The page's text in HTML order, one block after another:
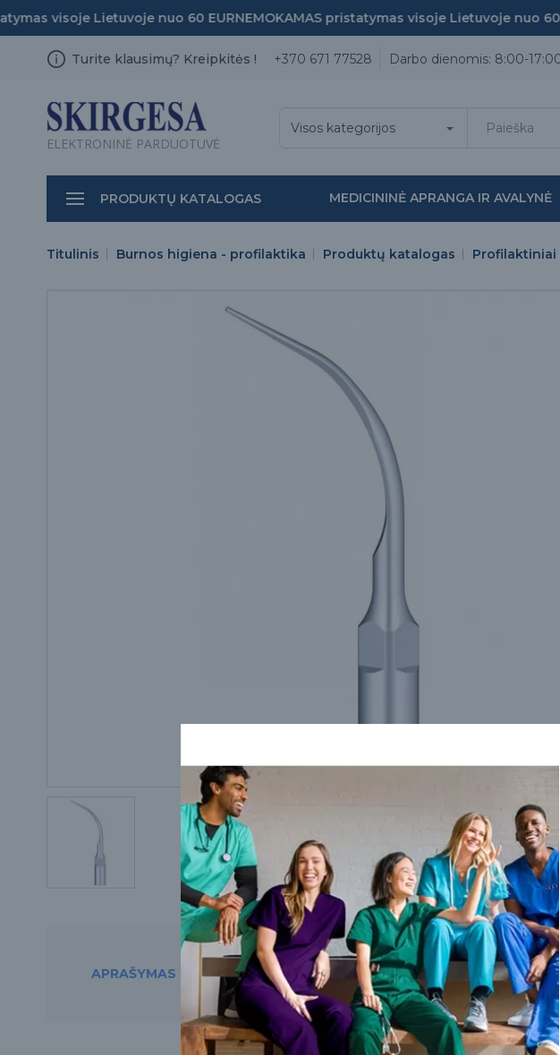
visoje Lietuvoje nuo 60 EURNEMOKAMAS pristatymas visoje Lietuvoje nuo 60
Turite klausimų? Kreipkitės ! +370 671 77528 Darbo dienomis: 8:00-
ELEKTRONINĖ PARDUOTUVĖ
Visos kategorijos
PRODUKTŲ KATALOGAS MEDICININĖ APRANGA IR AVALYNĖ
Titulinis Burnos higiena - profilaktika Produktų katalogas
APRAŠYMAS PREKĘ RASITE ŠIOSE FIZINĖSE